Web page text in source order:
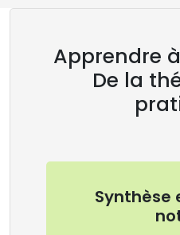
Apprendre
De la
Synthèse